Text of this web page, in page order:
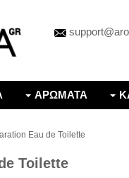
ΑΡΩΜΑΤΑ
Eau de Toilette
Toilette